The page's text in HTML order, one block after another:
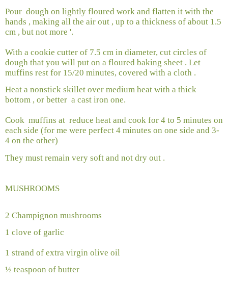
Pour dough on lightly floured work and flatten it with the
hands , making all the air out , up to a thickness of about 1.5
cm , but not more '.
With a cookie cutter of 7.5 cm in diameter, cut circles of
dough that you will put on a floured baking sheet . Let
muffins rest for 15/20 minutes, covered with a cloth .
Heat a nonstick skillet over medium heat with a thick
bottom , or better a cast iron one.
Cook muffins at reduce heat and cook for 4 to 5 minutes on
each side (for me were perfect 4 minutes on one side and 3-
4 on the other)
They must remain very soft and not dry out .
MUSHROOMS
2 Champignon mushrooms
1 clove of garlic
1 strand of extra virgin olive oil
½ teaspoon of butter